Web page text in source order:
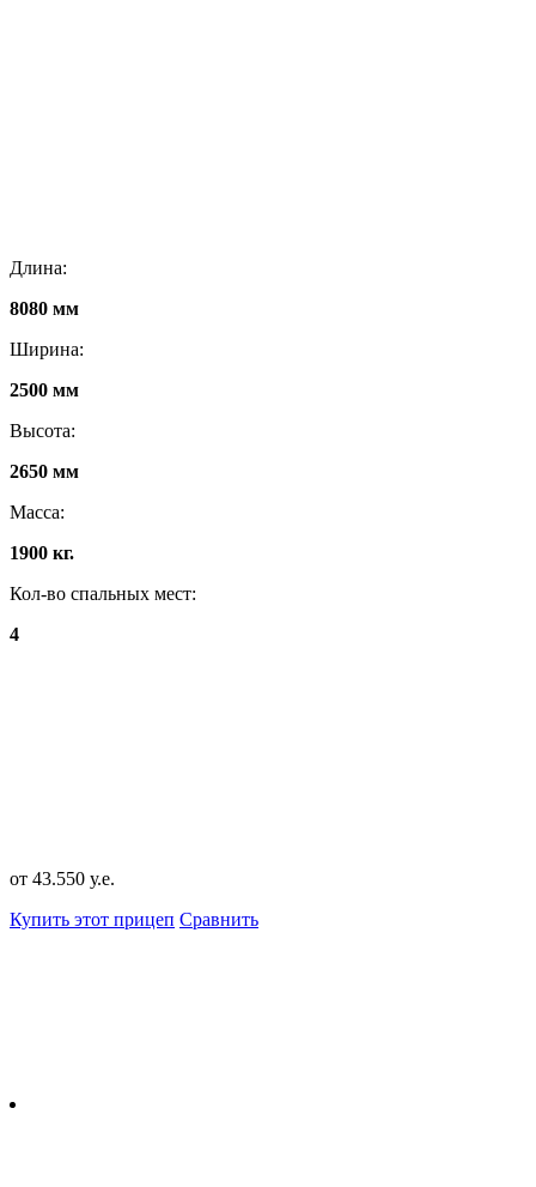
Длина:
8080 мм
Ширина:
2500 мм
Высота:
2650 мм
Масса:
1900 кг.
Кол-во спальных мест:
4
от 43.550 у.е.
Купить этот прицеп Сравнить